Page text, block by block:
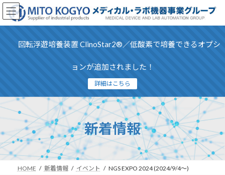
コ
ン
テ
プ
ナ
ビ
ゲ
動
回転浮遊培養装置 ClinoStar2®／低酸素で培養できるオプシ
ョンが追加されました！
詳細はこちら
新着情報
HOME 新着情報 イベント NGS EXPO 2024 (2024/9/4〜)